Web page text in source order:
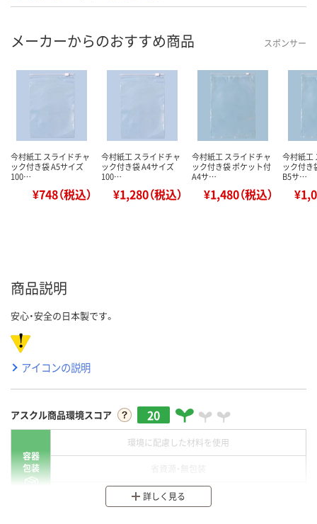
メーカーからのおすすめ商品 スポンサー
今村紙工 スライドチャ
ック付き袋 A5サイズ
100…
¥748（税込）
今村紙工 スライドチャ
ック付き袋 A4サイズ
100…
¥1,280（税込）
今村紙工 スライドチャ
ック付き袋 ポケット付
A4サ…
¥1,480（税込）
今村紙工
ック付き
B5サ…
商品説明
安心・安全の日本製です。
アイコンの説明
アスクル商品環境スコア 20
容器
包装
環境に配慮した材料を使用
分別・リサイクルしやすい設計
詳しく見る